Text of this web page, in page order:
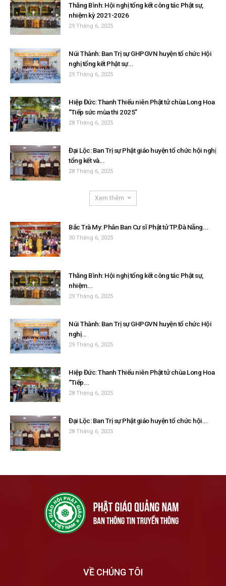
Thăng Bình: Hội nghị tổng kết công tác Phật sự,
nhiệm kỳ 2021-2026
29 Tháng 6, 2025
Núi Thành: Ban Trị sự GHPGVN huyện tổ chức Hội
nghị tổng kết Phật sự...
29 Tháng 6, 2025
Hiệp Đức: Thanh Thiếu niên Phật tử chùa Long Hoa
“Tiếp sức mùa thi 2025”
28 Tháng 6, 2025
Đại Lộc: Ban Trị sự Phật giáo huyện tổ chức hội nghị
tổng kết và...
28 Tháng 6, 2025
Xem thêm
Bắc Trà My: Phân Ban Cư sĩ Phật tử TP.Đà Nẵng...
30 Tháng 6, 2025
Thăng Bình: Hội nghị tổng kết công tác Phật sự,
nhiệm...
29 Tháng 6, 2025
Núi Thành: Ban Trị sự GHPGVN huyện tổ chức Hội
nghị...
29 Tháng 6, 2025
Hiệp Đức: Thanh Thiếu niên Phật tử chùa Long Hoa
“Tiếp...
28 Tháng 6, 2025
Đại Lộc: Ban Trị sự Phật giáo huyện tổ chức hội...
28 Tháng 6, 2025
VỀ CHÚNG TÔI